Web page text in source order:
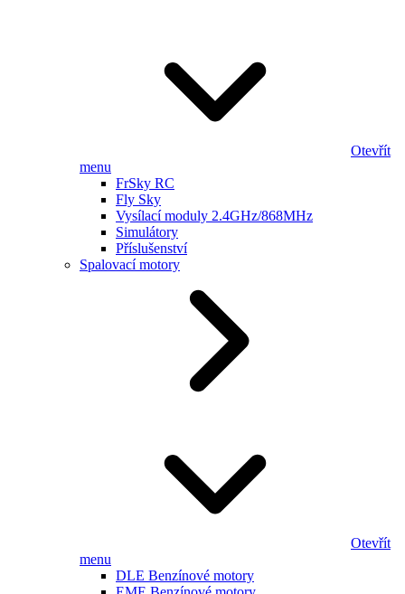
Otevřít
menu
FrSky RC
Fly Sky
Vysílací moduly 2.4GHz/868MHz
Simulátory
Příslušenství
Spalovací motory
Otevřít
menu
DLE Benzínové motory